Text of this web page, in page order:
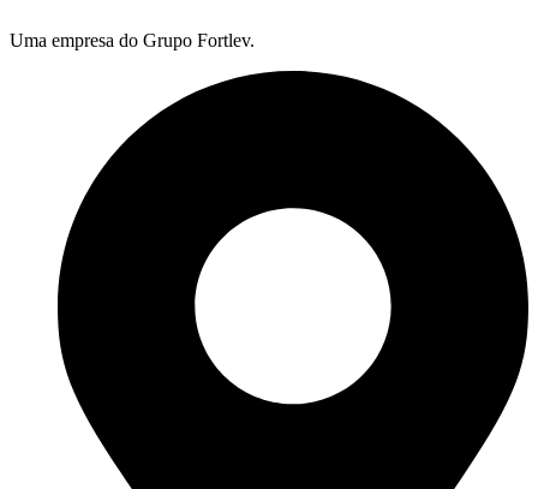
Uma empresa do Grupo Fortlev.